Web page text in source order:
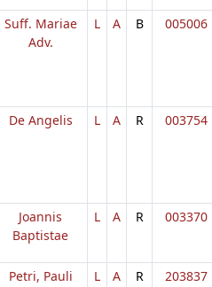
Suff. Mariae
Adv.
L A B 005006
De Angelis L A R 003754
Joannis
Baptistae
L A R 003370
Petri, Pauli L A R 203837